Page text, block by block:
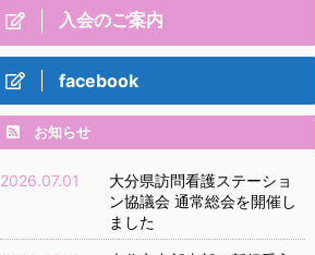
入会のご案内
facebook
お知らせ
2026.07.01
大分県訪問看護ステーショ
ン協議会 通常総会を開催し
ました